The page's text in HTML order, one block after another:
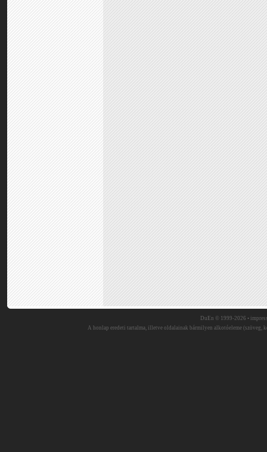
DuEn © 1999-2026 •
A honlap eredeti tartalma, illetve oldalainak bármilyen alkotóeleme (szöveg,